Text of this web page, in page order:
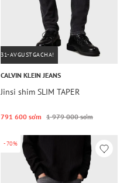
31-AVGUSTGACHA!
CALVIN KLEIN JEANS
Jinsi shim SLIM TAPER
791 600 so‘m 1 979 000 so‘m
-70%